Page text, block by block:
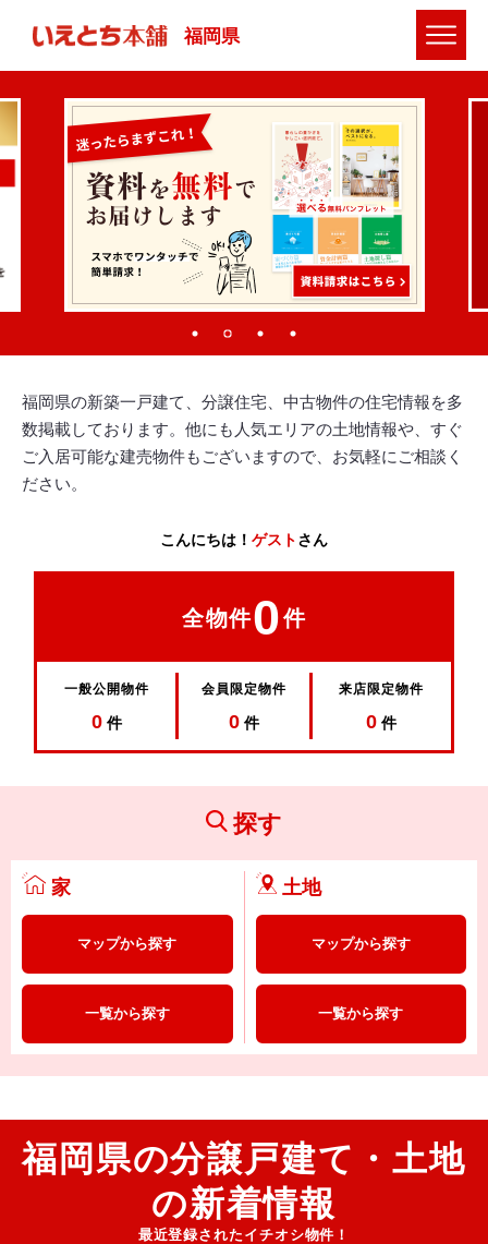
福岡県
福岡県の新築一戸建て、分譲住宅、中古物件の住宅情報を多
数掲載しております。他にも人気エリアの土地情報や、すぐ
ご入居可能な建売物件もございますので、お気軽にご相談く
ださい。
こんにちは！ ゲストさん
全物件0件
一般公開物件
0 件
会員限定物件
0 件
来店限定物件
0 件
探す
家
マップから探す
一覧から探す
土地
マップから探す
一覧から探す
福岡県の分譲戸建て・土地
の新着情報
最近登録されたイチオシ物件！